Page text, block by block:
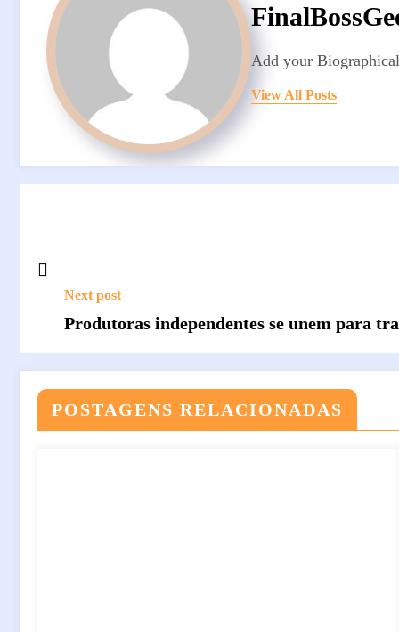
Add your
View All Posts
Next post
Produtoras independentes se unem para
POSTAGENS RELACIONADAS